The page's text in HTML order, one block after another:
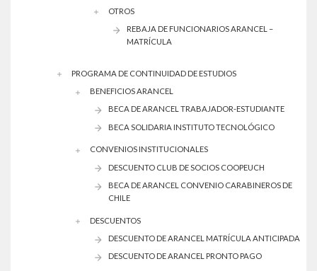
OTROS
REBAJA DE FUNCIONARIOS ARANCEL –
MATRÍCULA
PROGRAMA DE CONTINUIDAD DE ESTUDIOS
BENEFICIOS ARANCEL
BECA DE ARANCEL TRABAJADOR-ESTUDIANTE
BECA SOLIDARIA INSTITUTO TECNOLÓGICO
CONVENIOS INSTITUCIONALES
DESCUENTO CLUB DE SOCIOS COOPEUCH
BECA DE ARANCEL CONVENIO CARABINEROS DE
CHILE
DESCUENTOS
DESCUENTO DE ARANCEL MATRÍCULA ANTICIPADA
DESCUENTO DE ARANCEL PRONTO PAGO